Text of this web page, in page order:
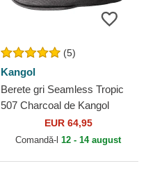
(5)
Kangol
Berete gri Seamless Tropic
507 Charcoal de Kangol
EUR 64,95
Comandă-l 12 - 14 august